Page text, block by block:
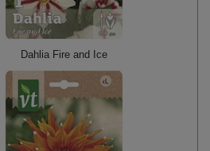
Dahlia Fire and Ice